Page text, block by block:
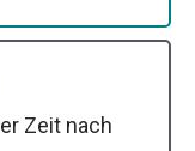
Zeit nach